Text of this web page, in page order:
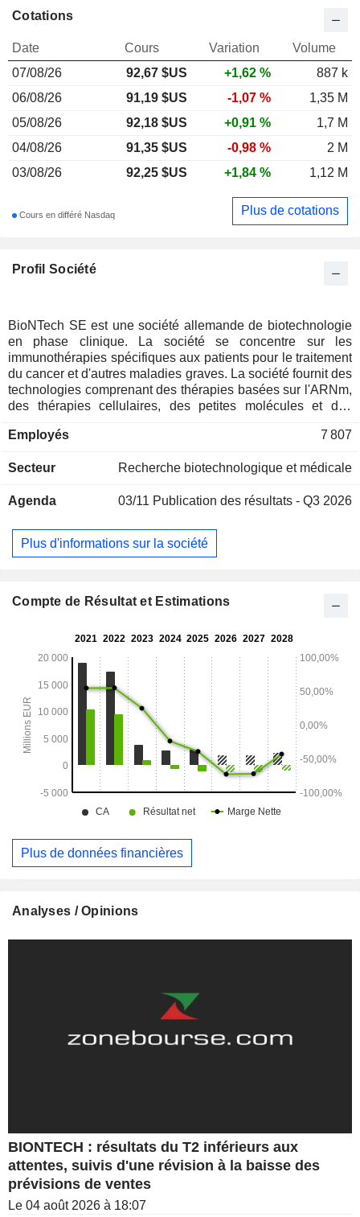
Profil Société
BioNTech SE est une société allemande de biotechnologie
en phase clinique. La société se concentre sur les
immunothérapies spécifiques aux patients pour le traitement
du cancer et d'autres maladies graves. La société fournit des
technologies comprenant des thérapies basées sur l'ARNm,
des thérapies cellulaires, des petites molécules et des
ou peuvent même être combinées les unes avec les autres
portefeuille de produits en utilisant différentes approches
produits candidats individualisés à base d'ARNm, des
immunomodulateurs de point de contrôle, des anticorps
ciblés contre le cancer et des petites molécules. En outre,
domaines thérapeutiques, notamment les maladies
Employés 7 807
Secteur Recherche biotechnologique et médicale
Agenda 03/11 Publication des résultats - Q3 2026
Plus d'informations sur la société
Cotations
Date Cours Variation
Volume
07/08/26
92,67 $US +1,62 %
887 k
06/08/26
91,19 $US -1,07 %
1,35 M
05/08/26
92,18 $US +0,91 %
1,7 M
04/08/26
91,35 $US -0,98 %
2 M
03/08/26
92,25 $US +1,84 % 1,12 M
Cours en différé Nasdaq Plus de cotations
Compte de Résultat et Estimations
Plus de données financières
Analyses / Opinions
BIONTECH : résultats du T2 inférieurs aux
attentes, suivis d'une révision à la baisse des
prévisions de ventes
Le 04 août 2026 à 18:07